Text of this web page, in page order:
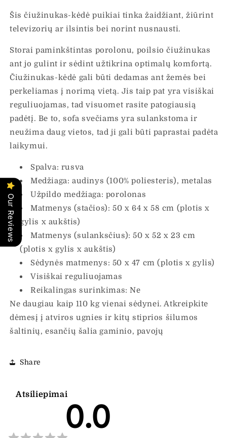
audinys
kiekį
audinys
kiekį
Šis čiužinukas-kėdė puikiai tinka žaidžiant, žiūrint
televizorių ar ilsintis bei norint nusnausti.
Storai paminkštintas porolonu, poilsio čiužinukas
ant jo gulint ir sėdint užtikrina optimalų komfortą.
Čiužinukas-kėdė gali būti dedamas ant žemės bei
perkeliamas į norimą vietą. Jis taip pat yra visiškai
reguliuojamas, tad visuomet rasite patogiausią
padėtį. Be to, sofa svečiams yra sulankstoma ir
neužima daug vietos, tad ji gali būti paprastai padėta
laikymui.
Spalva: rusva
Medžiaga: audinys (100% poliesteris), metalas
Užpildo medžiaga: porolonas
Matmenys (stačios): 50 x 64 x 58 cm (plotis x
gylis x aukštis)
Matmenys (sulanksčius): 50 x 52 x 23 cm
(plotis x gylis x aukštis)
Sėdynės matmenys: 50 x 47 cm (plotis x gylis)
Visiškai reguliuojamas
Reikalingas surinkimas: Ne
Ne daugiau kaip 110 kg vienai sėdynei. Atkreipkite
dėmesį į atviros ugnies ir kitų stiprios šilumos
šaltinių, esančių šalia gaminio, pavojų
Share
Atsiliepimai
0.0
Our Reviews